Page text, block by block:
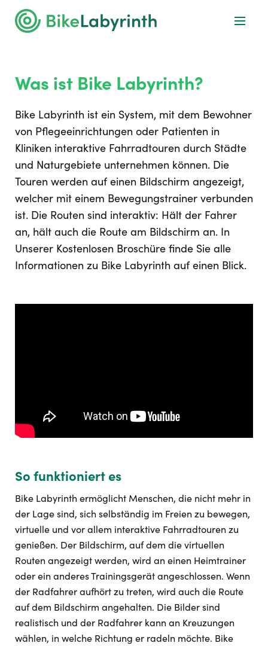
Was ist Bike Labyrinth?
Bike Labyrinth ist ein System, mit dem Bewohner
von Pflegeeinrichtungen oder Patienten in
Kliniken interaktive Fahrradtouren durch Städte
und Naturgebiete unternehmen können. Die
Touren werden auf einen Bildschirm angezeigt,
welcher mit einem Bewegungstrainer verbunden
ist. Die Routen sind interaktiv: Hält der Fahrer
an, hält auch die Route am Bildschirm an. In
Unserer Kostenlosen Broschüre finde Sie alle
Informationen zu Bike Labyrinth auf einen Blick.
So funktioniert es
Bike Labyrinth ermöglicht Menschen, die nicht mehr in
der Lage sind, sich selbständig im Freien zu bewegen,
virtuelle und vor allem interaktive Fahrradtouren zu
genießen. Der Bildschirm, auf dem die virtuellen
Routen angezeigt werden, wird an einen Heimtrainer
oder ein anderes Trainingsgerät angeschlossen. Wenn
der Radfahrer aufhört zu treten, wird auch die Route
auf dem Bildschirm angehalten. Die Bilder sind
realistisch und der Radfahrer kann an Kreuzungen
wählen, in welche Richtung er radeln möchte. Bike